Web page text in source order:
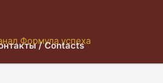
/ Contacts